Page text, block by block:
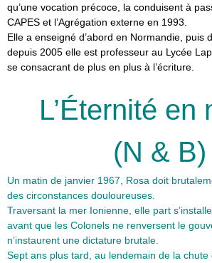
qu’une vocation précoce, la conduisent à
CAPES et l’Agrégation externe en 1993.
Elle a enseigné d’abord en Normandie, puis
depuis 2005 elle est professeur au Lycée
se consacrant de plus en plus à l’écriture.
L’Éternité en
(N & B)
Un matin de janvier 1967, Rosa doit
des circonstances douloureuses. ­
Traversant la mer Ionienne, elle part
avant que les Colonels ne renversent le
n’instaurent une dictature brutale.
Sept ans plus tard, au lendemain de la chute